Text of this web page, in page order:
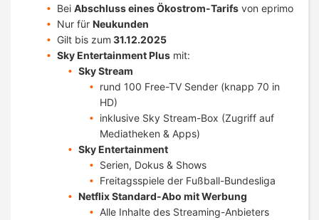
Bei Abschluss eines Ökostrom-Tarifs von eprimo
Nur für Neukunden
Gilt bis zum 31.12.2025
Sky Entertainment Plus mit:
Sky Stream
rund 100 Free-TV Sender (knapp 70 in
HD)
inklusive Sky Stream-Box (Zugriff auf
Mediatheken & Apps)
Sky Entertainment
Serien, Dokus & Shows
Freitagsspiele der Fußball-Bundesliga
Netflix Standard-Abo mit Werbung
Alle Inhalte des Streaming-Anbieters